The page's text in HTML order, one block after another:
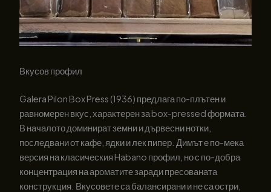
Вкусов профил
Galera Pilon Box Press (1936) предлага по-плътен и
равномерен вкус, характерен за box-pressed формата.
В началото доминират земни и дървесни нотки,
последвани от кафе, ядки и лек пипер. Димът е по-мека
версия на класическия Habano профил, но с по-добра
концентрация на ароматите заради пресованата
конструкция. Вкусовете са балансирани и не са остри,